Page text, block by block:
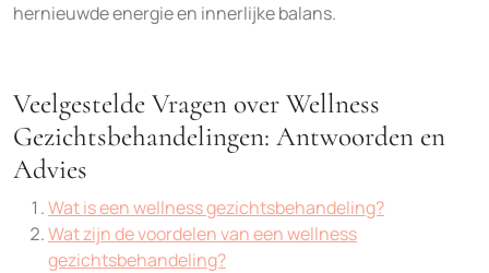
hernieuwde energie en innerlijke balans.
Veelgestelde Vragen over Wellness
Gezichtsbehandelingen: Antwoorden en
Advies
Wat is een wellness gezichtsbehandeling?
Wat zijn de voordelen van een wellness
gezichtsbehandeling?